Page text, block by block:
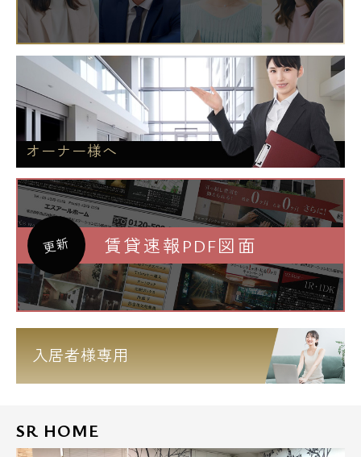
オーナー様へ
更新 賃貸速報PDF図面
入居者様専用
SR HOME